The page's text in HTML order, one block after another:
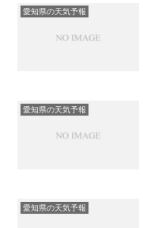
愛知県の天気予報
愛知県の天気予報
愛知県の天気予報